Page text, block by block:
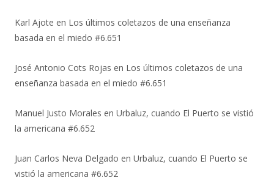
Karl Ajote en Los últimos coletazos de una enseñanza
basada en el miedo #6.651
José Antonio Cots Rojas en Los últimos coletazos de una
enseñanza basada en el miedo #6.651
Manuel Justo Morales en Urbaluz, cuando El Puerto se vistió
la americana #6.652
Juan Carlos Neva Delgado en Urbaluz, cuando El Puerto se
vistió la americana #6.652